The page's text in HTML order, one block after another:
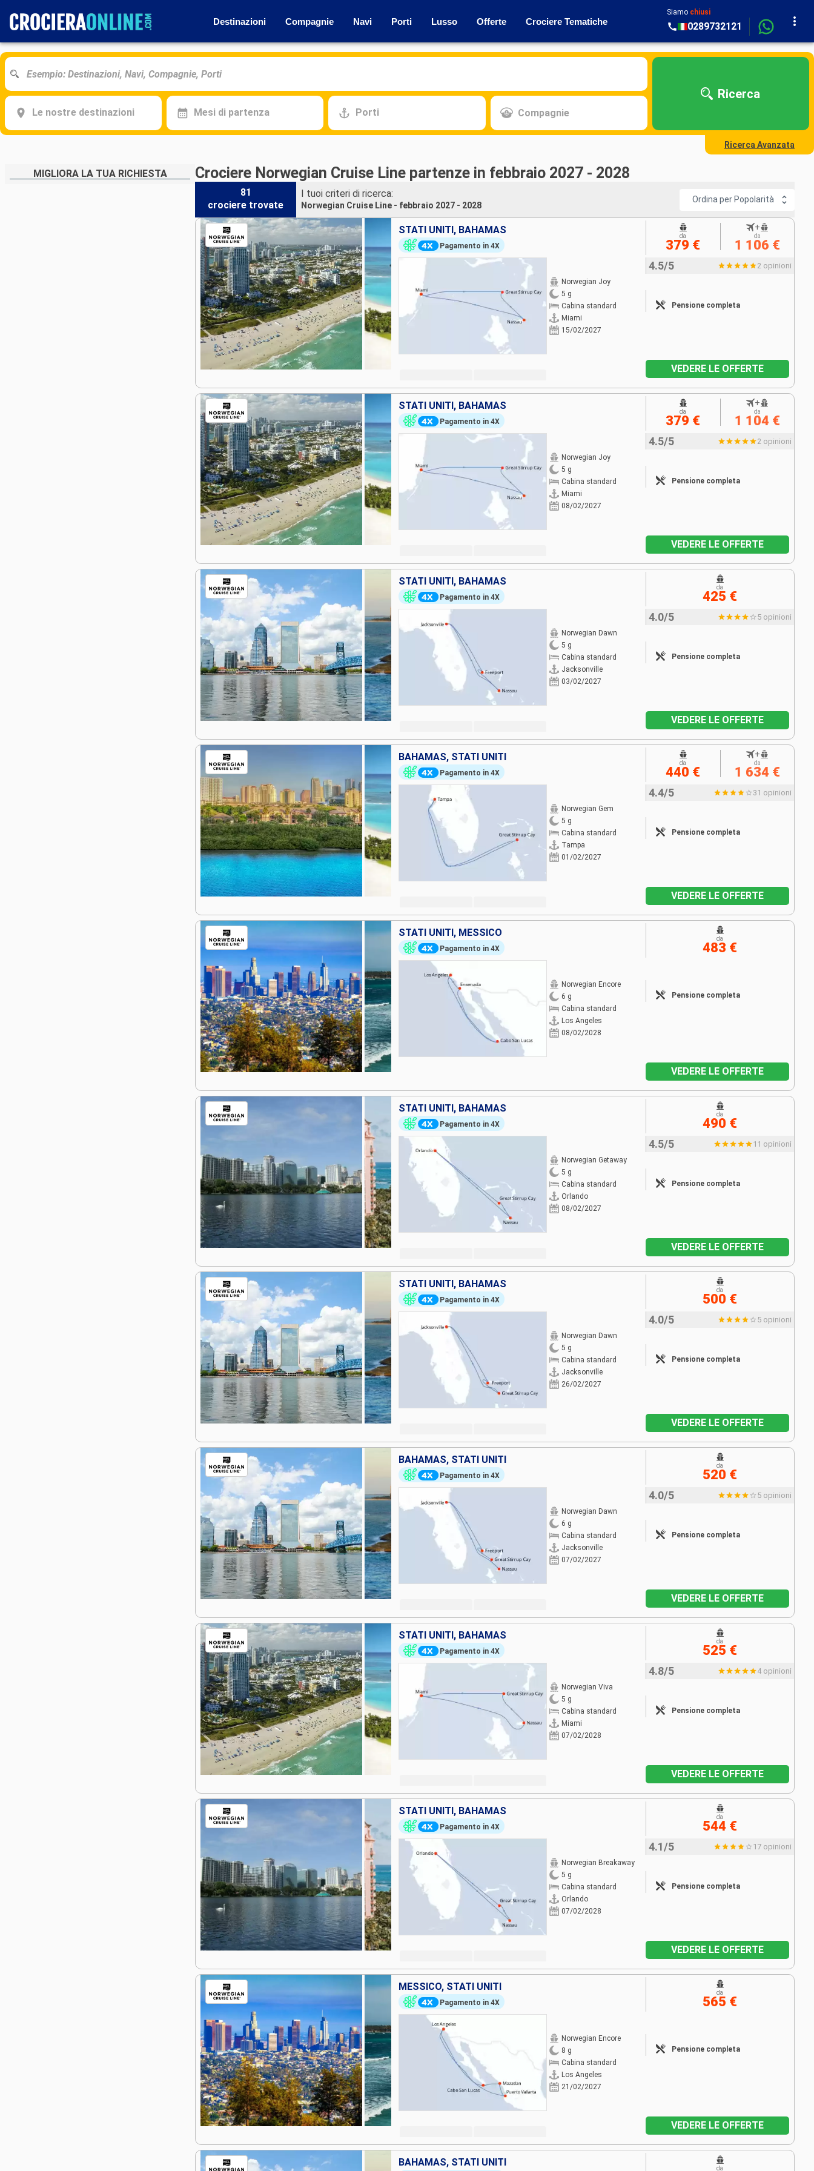
Destinazioni Compagnie Navi Porti Lusso Offerte Crociere Tematiche
Siamo chiusi
0289732121
Le nostre destinazioni Mesi di partenza Porti Compagnie
Ricerca
Ricerca Avanzata
MIGLIORA LA TUA RICHIESTA Crociere Norwegian Cruise Line partenze in febbraio 2027 - 2028
81
crociere trovate
I tuoi criteri di ricerca:
Norwegian Cruise Line - febbraio 2027 - 2028
Ordina per Popolarità
STATI UNITI, BAHAMAS
Pagamento in 4X
Norwegian Joy
5 g
Cabina standard
Miami
15/02/2027
4.5/5 2 opinioni
Pensione completa
da
379 €
+
da
1 106 €
VEDERE LE OFFERTE
STATI UNITI, BAHAMAS
Pagamento in 4X
Norwegian Joy
5 g
Cabina standard
Miami
08/02/2027
4.5/5 2 opinioni
Pensione completa
da
379 €
+
da
1 104 €
VEDERE LE OFFERTE
STATI UNITI, BAHAMAS
Pagamento in 4X
Norwegian Dawn
5 g
Cabina standard
Jacksonville
03/02/2027
4.0/5 5 opinioni
Pensione completa
da
425 €
VEDERE LE OFFERTE
BAHAMAS, STATI UNITI
Pagamento in 4X
Norwegian Gem
5 g
Cabina standard
Tampa
01/02/2027
4.4/5 31 opinioni
Pensione completa
da
440 €
+
da
1 634 €
VEDERE LE OFFERTE
STATI UNITI, MESSICO
Pagamento in 4X
Norwegian Encore
6 g
Cabina standard
Los Angeles
08/02/2028
Pensione completa
da
483 €
VEDERE LE OFFERTE
STATI UNITI, BAHAMAS
Pagamento in 4X
Norwegian Getaway
5 g
Cabina standard
Orlando
08/02/2027
4.5/5 11 opinioni
Pensione completa
da
490 €
VEDERE LE OFFERTE
STATI UNITI, BAHAMAS
Pagamento in 4X
Norwegian Dawn
5 g
Cabina standard
Jacksonville
26/02/2027
4.0/5 5 opinioni
Pensione completa
da
500 €
VEDERE LE OFFERTE
BAHAMAS, STATI UNITI
Pagamento in 4X
Norwegian Dawn
6 g
Cabina standard
Jacksonville
07/02/2027
4.0/5 5 opinioni
Pensione completa
da
520 €
VEDERE LE OFFERTE
STATI UNITI, BAHAMAS
Pagamento in 4X
Norwegian Viva
5 g
Cabina standard
Miami
07/02/2028
4.8/5 4 opinioni
Pensione completa
da
525 €
VEDERE LE OFFERTE
STATI UNITI, BAHAMAS
Pagamento in 4X
Norwegian Breakaway
5 g
Cabina standard
Orlando
07/02/2028
4.1/5 17 opinioni
Pensione completa
da
544 €
VEDERE LE OFFERTE
MESSICO, STATI UNITI
Pagamento in 4X
Norwegian Encore
8 g
Cabina standard
Los Angeles
21/02/2027
Pensione completa
da
565 €
VEDERE LE OFFERTE
BAHAMAS, STATI UNITI
da